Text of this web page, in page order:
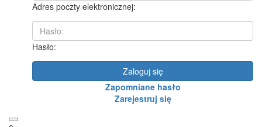
Adres poczty elektronicznej:
Hasło:
Zaloguj się
Zapomniane hasło
Zarejestruj się